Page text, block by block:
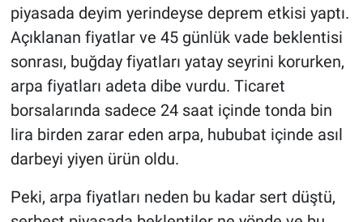
piyasada deyim yerindeyse deprem etkisi yaptı.
Açıklanan fiyatlar ve 45 günlük vade beklentisi
sonrası, buğday fiyatları yatay seyrini korurken,
arpa fiyatları adeta dibe vurdu. Ticaret
borsalarında sadece 24 saat içinde tonda bin
lira birden zarar eden arpa, hububat içinde asıl
darbeyi yiyen ürün oldu.
Peki, arpa fiyatları neden bu kadar sert düştü,